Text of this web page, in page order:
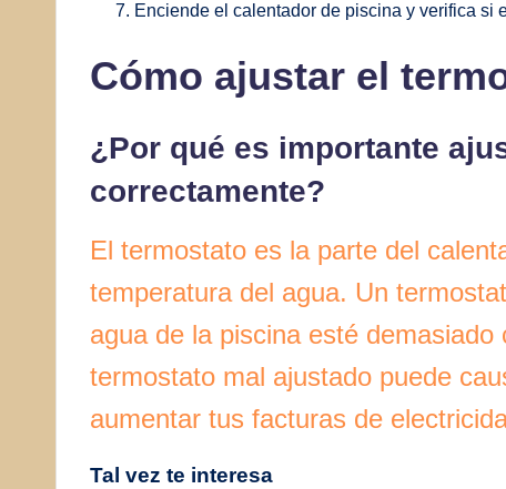
Enciende el calentador de piscina y verifica si
Cómo ajustar el
¿Por qué es importante
correctamente?
El termostato es la parte del
temperatura del agua. Un
agua de la piscina esté
termostato mal ajustado puede
aumentar tus facturas de
Tal vez te interesa